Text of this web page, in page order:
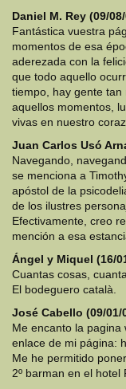
Daniel M. Rey (09/
Fantástica vuestra
momentos de esa
aderezada con la
que todo aquello
tiempo, hay gente
aquellos momentos,
vivas en nuestro
Juan Carlos Usó
Navegando,
se menciona a
apóstol de la
de los ilustres
Efectivamente, creo
mención a esa
Ángel y Miquel (16/
Cuantas cosas,
El bodeguero català.
José Cabello (09/01/
Me encanto la pagina
enlace de mi página:
Me he permitido
2º barman en el hotel